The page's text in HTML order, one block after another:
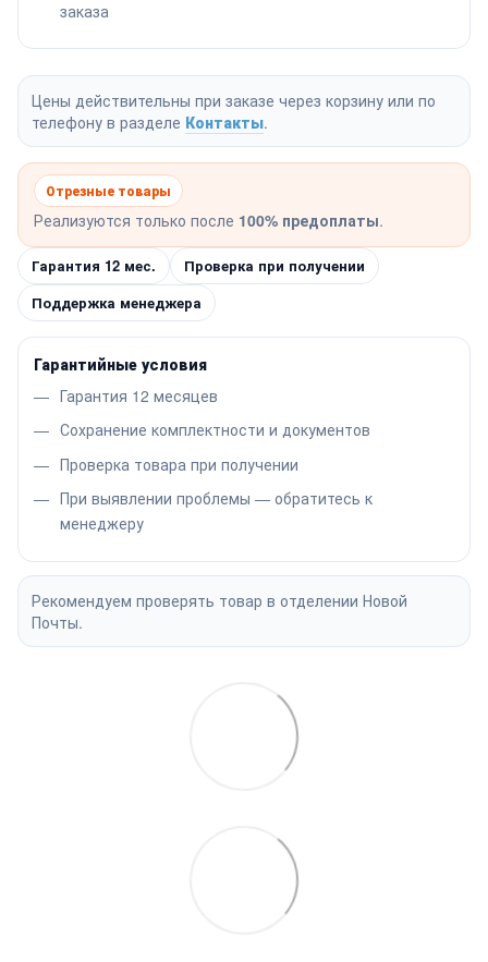
заказа
Цены действительны при заказе через корзину или по
телефону в разделе Контакты.
Отрезные товары
Реализуются только после 100% предоплаты.
Гарантия 12 мес.
Проверка при получении
Поддержка менеджера
Гарантийные условия
Гарантия 12 месяцев
Сохранение комплектности и документов
Проверка товара при получении
При выявлении проблемы — обратитесь к
менеджеру
Рекомендуем проверять товар в отделении Новой
Почты.